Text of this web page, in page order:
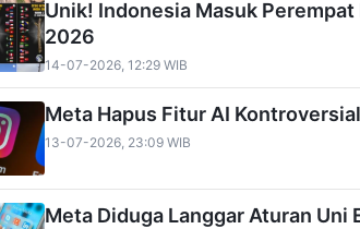
Unik! Indonesia Masuk
2026
14-07-2026, 12:29 WIB
Meta Hapus Fitur AI
13-07-2026, 23:09 WIB
Meta Diduga Langgar Aturan Uni